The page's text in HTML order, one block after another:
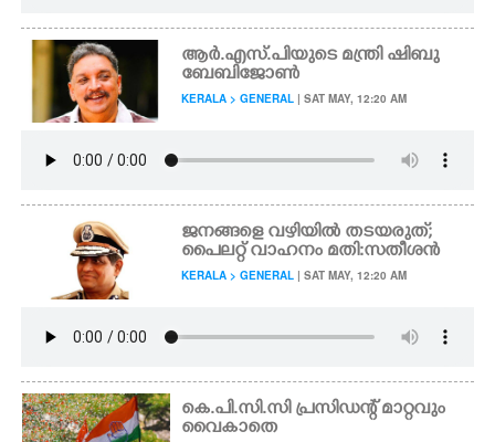
ആർ.എസ്.പിയുടെ മന്ത്രി ഷിബു
ബേബിജോൺ
KERALA > GENERAL | SAT MAY, 12:20 AM
ജനങ്ങളെ വഴിയിൽ തടയരുത്;
പൈലറ്റ് വാഹനം മതി:സതീശൻ
KERALA > GENERAL | SAT MAY, 12:20 AM
കെ.പി.സി.സി പ്രസിഡന്റ് മാറ്റവും
വൈകാതെ